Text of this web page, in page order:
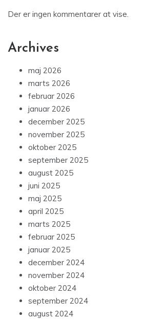
Der er ingen kommentarer at vise.
Archives
maj 2026
marts 2026
februar 2026
januar 2026
december 2025
november 2025
oktober 2025
september 2025
august 2025
juni 2025
maj 2025
april 2025
marts 2025
februar 2025
januar 2025
december 2024
november 2024
oktober 2024
september 2024
august 2024